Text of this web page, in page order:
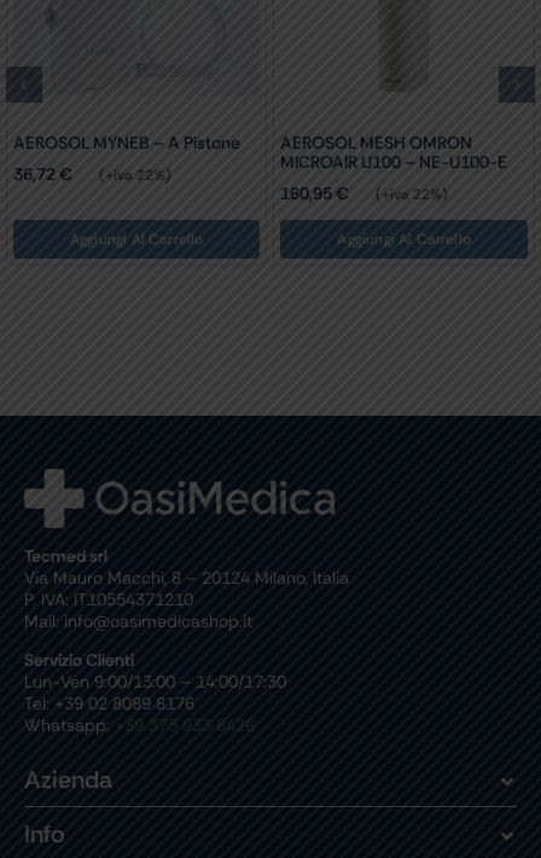
AEROSOL MYNEB – A Pistone
36,72€ (+iva 22%)
Aggiungi Al Carrello
AEROSOL MESH OMRON
MICROAIR U100 – NE-U100-E
160,95€ (+iva 22%)
Aggiungi Al Carrello
Tecmed srl
Via Mauro Macchi, 8 – 20124 Milano, Italia
P. IVA: IT10554371210
Mail: info@oasimedicashop.it
Servizio Clienti
Lun-Ven 9:00/13:00 – 14:00/17:30
Tel: +39 02 8089 8176
Whatsapp: +39 375 933 8426
Azienda
Info